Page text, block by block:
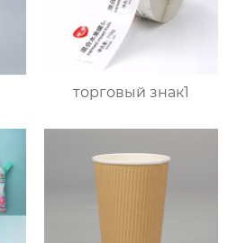
торговый знак1